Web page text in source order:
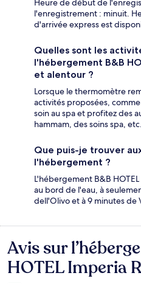
Heure de début de
l'enregistrement : minuit.
d'arrivée express est
Quelles sont les
l'hébergement B&B
et alentour ?
Lorsque le thermomètre
activités proposées,
soin au spa et profitez des
hammam, des soins spa, etc.
Que puis-je trouver
l'hébergement ?
L'hébergement B&B
au bord de l'eau, à
dell'Olivo et à 9 minutes de
Avis
Avis sur
HOTEL Imperia